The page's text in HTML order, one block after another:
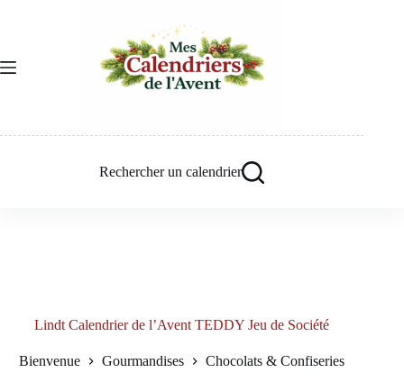
Rechercher un calendrier
Lindt Calendrier de l’Avent TEDDY Jeu de Société
Bienvenue Gourmandises Chocolats & Confiseries